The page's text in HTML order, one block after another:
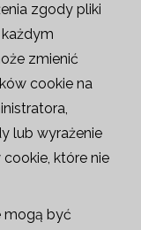
zgody pliki
zmienić
cookie na
lub wyrażenie
które nie
mogą być